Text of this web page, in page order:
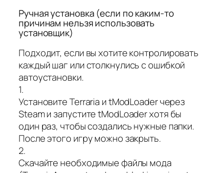
Ручная установка (если по каким‑то
причинам нельзя использовать
установщик)
Подходит, если вы хотите контролировать
каждый шаг или столкнулись с ошибкой
автоустановки.
1.
Установите Terraria и tModLoader через
Steam и запустите tModLoader хотя бы
один раз, чтобы создались нужные папки.
После этого игру можно закрыть.
2.
Скачайте необходимые файлы мода